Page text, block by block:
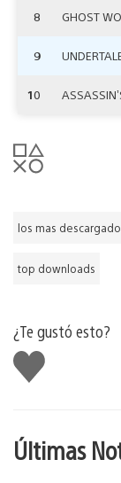
8 GHOST
9
10
los mas
top downloads
¿Te gustó esto?
Me
gusta
Últimas